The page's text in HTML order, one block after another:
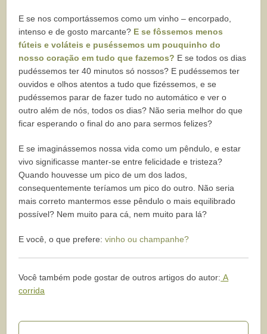
E se nos comportássemos como um vinho – encorpado,
intenso e de gosto marcante? E se fôssemos menos
fúteis e voláteis e puséssemos um pouquinho do
nosso coração em tudo que fazemos? E se todos os dias
pudéssemos ter 40 minutos só nossos? E pudéssemos ter
ouvidos e olhos atentos a tudo que fizéssemos, e se
pudéssemos parar de fazer tudo no automático e ver o
outro além de nós, todos os dias? Não seria melhor do que
ficar esperando o final do ano para sermos felizes?
E se imaginássemos nossa vida como um pêndulo, e estar
vivo significasse manter-se entre felicidade e tristeza?
Quando houvesse um pico de um dos lados,
consequentemente teríamos um pico do outro. Não seria
mais correto mantermos esse pêndulo o mais equilibrado
possível? Nem muito para cá, nem muito para lá?
E você, o que prefere: vinho ou champanhe?
Você também pode gostar de outros artigos do autor: A
corrida